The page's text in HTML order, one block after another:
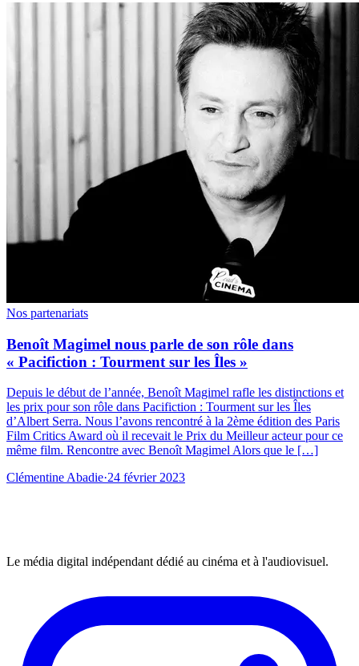
Nos partenariats
Benoît Magimel nous parle de son rôle dans
« Pacifiction : Tourment sur les Îles »
Depuis le début de l’année, Benoît Magimel rafle les distinctions et
les prix pour son rôle dans Pacifiction : Tourment sur les Îles
d’Albert Serra. Nous l’avons rencontré à la 2ème édition des Paris
Film Critics Award où il recevait le Prix du Meilleur acteur pour ce
même film. Rencontre avec Benoît Magimel Alors que le […]
Clémentine Abadie·24 février 2023
Le média digital indépendant dédié au cinéma et à l'audiovisuel.